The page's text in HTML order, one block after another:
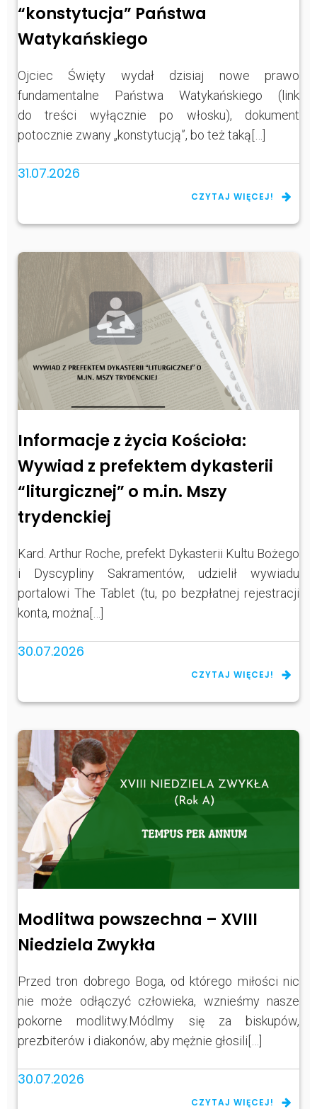
“konstytucja” Państwa
Watykańskiego
Ojciec Święty wydał dzisiaj nowe prawo
fundamentalne Państwa Watykańskiego (link
do treści wyłącznie po włosku), dokument
potocznie zwany „konstytucją”, bo też taką[…]
31.07.2026
CZYTAJ WIĘCEJ!
Informacje z życia Kościoła:
Wywiad z prefektem dykasterii
“liturgicznej” o m.in. Mszy
trydenckiej
Kard. Arthur Roche, prefekt Dykasterii Kultu Bożego
i Dyscypliny Sakramentów, udzielił wywiadu
portalowi The Tablet (tu, po bezpłatnej rejestracji
konta, można[…]
30.07.2026
CZYTAJ WIĘCEJ!
Modlitwa powszechna – XVIII
Niedziela Zwykła
Przed tron dobrego Boga, od którego miłości nic
nie może odłączyć człowieka, wznieśmy nasze
pokorne modlitwy.Módlmy się za biskupów,
prezbiterów i diakonów, aby mężnie głosili[…]
30.07.2026
CZYTAJ WIĘCEJ!